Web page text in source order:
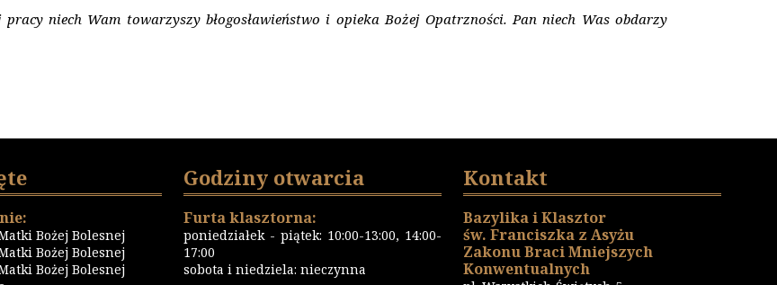
niech Wam towarzyszy błogosławieństwo i opieka Bożej Opatrzności. Pan niech Was obdarzy
Bożej Bolesnej
Bożej Bolesnej
Bożej Bolesnej
Godziny otwarcia
Furta klasztorna:
poniedziałek - piątek: 10:00-13:00, 14:00-
17:00
sobota i niedziela: nieczynna
Kontakt
Bazylika i Klasztor
św. Franciszka z Asyżu
Zakonu Braci Mniejszych
Konwentualnych